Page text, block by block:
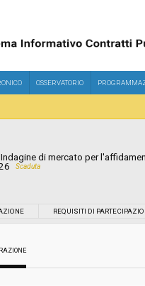
OSSERVATORIO
di mercato per
Scaduta
REQUISITI DI